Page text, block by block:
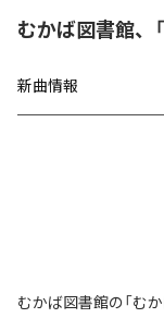
むかば図書館、
新曲情報
むかば図書館の「む